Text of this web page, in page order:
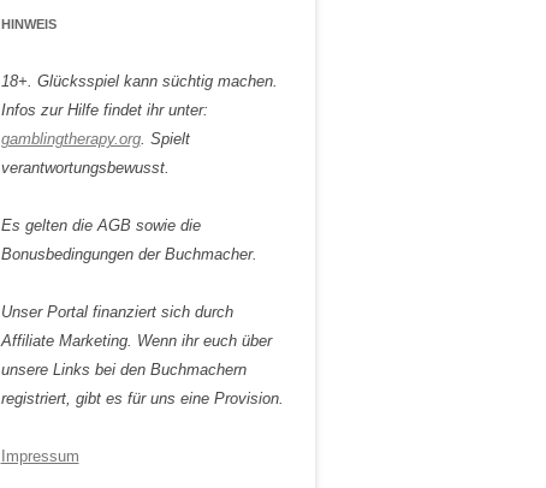
HINWEIS
18+. Glücksspiel kann süchtig machen.
Infos zur Hilfe findet ihr unter:
gamblingtherapy.org. Spielt
verantwortungsbewusst.
Es gelten die AGB sowie die
Bonusbedingungen der Buchmacher.
Unser Portal finanziert sich durch
Affiliate Marketing. Wenn ihr euch über
unsere Links bei den Buchmachern
registriert, gibt es für uns eine Provision.
Impressum